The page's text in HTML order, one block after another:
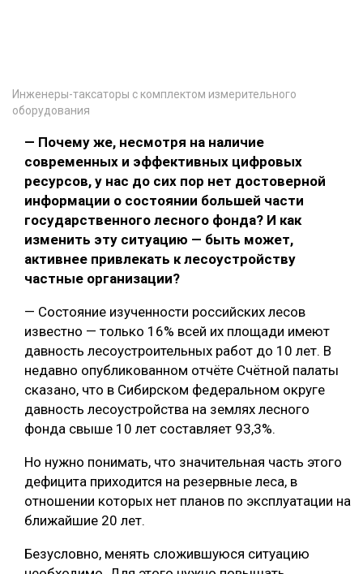
Инженеры-таксаторы с комплектом измерительного
оборудования
— Почему же, несмотря на наличие
современных и эффективных цифровых
ресурсов, у нас до сих пор нет достоверной
информации о состоянии большей части
государственного лесного фонда? И как
изменить эту ситуацию — быть может,
активнее привлекать к лесоустройству
частные организации?
— Состояние изученности российских лесов
известно — только 16% всей их площади имеют
давность лесоустроительных работ до 10 лет. В
недавно опубликованном отчёте Счётной палаты
сказано, что в Сибирском федеральном округе
давность лесоустройства на землях лесного
фонда свыше 10 лет составляет 93,3%.
Но нужно понимать, что значительная часть этого
дефицита приходится на резервные леса, в
отношении которых нет планов по эксплуатации на
ближайшие 20 лет.
Безусловно, менять сложившуюся ситуацию